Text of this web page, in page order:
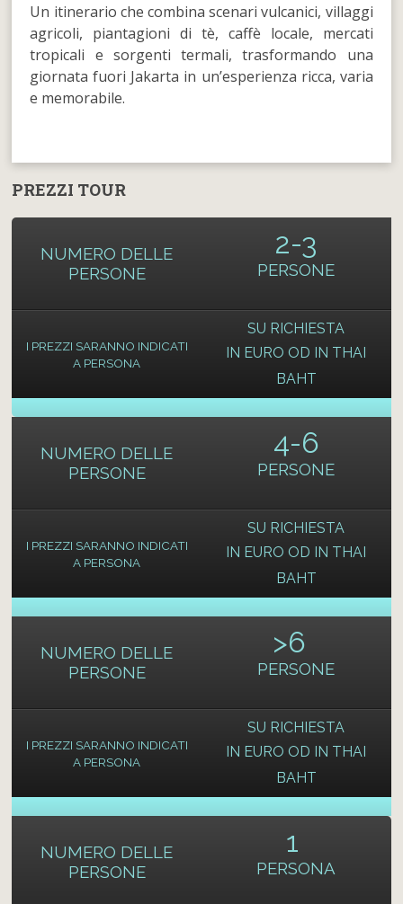
Un itinerario che combina scenari vulcanici, villaggi
agricoli, piantagioni di tè, caffè locale, mercati
tropicali e sorgenti termali, trasformando una
giornata fuori Jakarta in un’esperienza ricca, varia
e memorabile.
PREZZI TOUR
NUMERO DELLE
PERSONE
I PREZZI SARANNO INDICATI
A PERSONA
2-3
PERSONE
SU RICHIESTA
IN EURO OD IN THAI
BAHT
NUMERO DELLE
PERSONE
I PREZZI SARANNO INDICATI
A PERSONA
4-6
PERSONE
SU RICHIESTA
IN EURO OD IN THAI
BAHT
NUMERO DELLE
PERSONE
I PREZZI SARANNO INDICATI
A PERSONA
>6
PERSONE
SU RICHIESTA
IN EURO OD IN THAI
BAHT
NUMERO DELLE
PERSONE
1
PERSONA